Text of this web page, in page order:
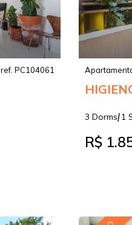
ref. PC104061
3 Dorms|1
R$